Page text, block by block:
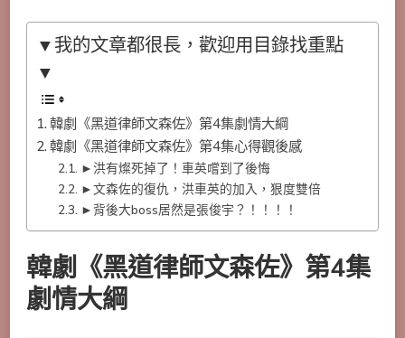
▼我的文章都很長，歡迎用目錄找重點
▼
韓劇《黑道律師文森佐》第4集劇情大綱
韓劇《黑道律師文森佐》第4集心得觀後感
►洪有燦死掉了！車英嚐到了後悔
►文森佐的復仇，洪車英的加入，狠度雙倍
►背後大boss居然是張俊宇？！！！！
韓劇《黑道律師文森佐》第4集
劇情大綱